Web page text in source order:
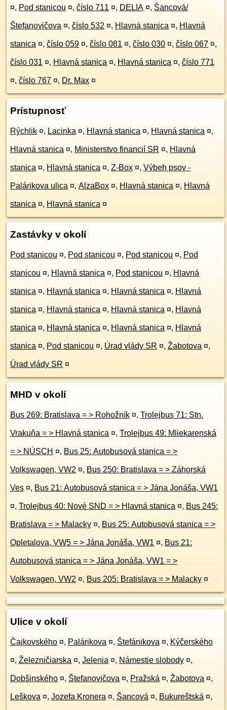
¤, Pod stanicou ¤, číslo 711 ¤, DELIA ¤, Šancová/
Štefanovičova ¤, číslo 532 ¤, Hlavná stanica ¤, Hlavná
stanica ¤, číslo 059 ¤, číslo 081 ¤, číslo 030 ¤, číslo 067 ¤,
číslo 031 ¤, Hlavná stanica ¤, Hlavná stanica ¤, číslo 771
¤, číslo 767 ¤, Dr. Max ¤
Prístupnosť
Rýchlik ¤, Lacinka ¤, Hlavná stanica ¤, Hlavná stanica ¤,
Hlavná stanica ¤, Ministerstvo financií SR ¤, Hlavná
stanica ¤, Hlavná stanica ¤, Z-Box ¤, Výbeh psov -
Palárikova ulica ¤, AlzaBox ¤, Hlavná stanica ¤, Hlavná
stanica ¤, Hlavná stanica ¤
Zastávky v okolí
Pod stanicou ¤, Pod stanicou ¤, Pod stanicou ¤, Pod
stanicou ¤, Hlavná stanica ¤, Pod stanicou ¤, Hlavná
stanica ¤, Hlavná stanica ¤, Hlavná stanica ¤, Hlavná
stanica ¤, Hlavná stanica ¤, Hlavná stanica ¤, Hlavná
stanica ¤, Hlavná stanica ¤, Hlavná stanica ¤, Hlavná
stanica ¤, Pod stanicou ¤, Úrad vlády SR ¤, Žabotova ¤,
Úrad vlády SR ¤
MHD v okolí
Bus 269: Bratislava = > Rohožník ¤, Trolejbus 71: Stn.
Vrakuňa = > Hlavná stanica ¤, Trolejbus 49: Mliekarenská
= > NÚSCH ¤, Bus 25: Autobusová stanica = >
Volkswagen, VW2 ¤, Bus 250: Bratislava = > Záhorská
Ves ¤, Bus 21: Autobusová stanica = > Jána Jonáša, VW1
¤, Trolejbus 40: Nové SND = > Hlavná stanica ¤, Bus 245:
Bratislava = > Malacky ¤, Bus 25: Autobusová stanica = >
Opletalova, VW5 = > Jána Jonáša, VW1 ¤, Bus 21:
Autobusová stanica = > Jána Jonáša, VW1 = >
Volkswagen, VW2 ¤, Bus 205: Bratislava = > Malacky ¤
Ulice v okolí
Čajkovského ¤, Palárikova ¤, Štefánikova ¤, Kýčerského
¤, Železničiarska ¤, Jelenia ¤, Námestie slobody ¤,
Dobšinského ¤, Štefanovičova ¤, Pražská ¤, Žabotova ¤,
Leškova ¤, Jozefa Kronera ¤, Šancová ¤, Bukureštská ¤,